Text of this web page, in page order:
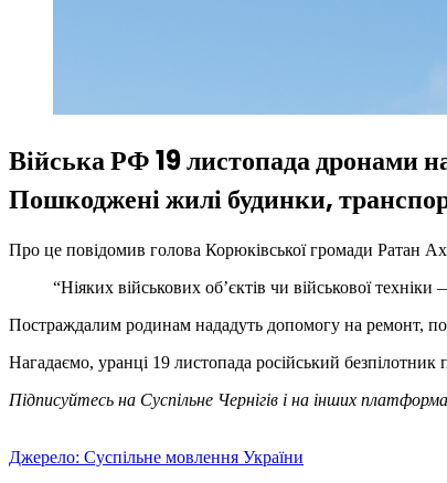
Війська РФ 19 листопада дронами
Пошкоджені жилі будинки,
Про це повідомив голова Корюківської громади Ратан
“Ніяких військових об’єктів чи військової
Постраждалим родинам нададуть допомогу на ремонт,
Нагадаємо, уранці 19 листопада російський
Підписуйтесь на Суспільне Чернігів і на інших
Джерело: Суспільне мовлення України